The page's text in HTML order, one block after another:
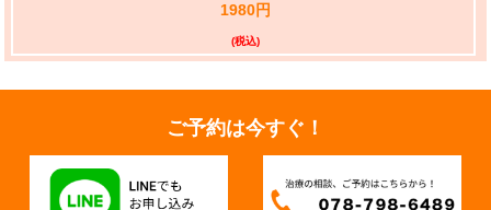
1980円
(税込)
ご予約は今すぐ！